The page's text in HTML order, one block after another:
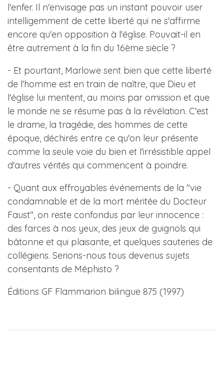
l'enfer. Il n'envisage pas un instant pouvoir user
intelligemment de cette liberté qui ne s'affirme
encore qu'en opposition à l'église. Pouvait-il en
être autrement à la fin du 16ème siècle ?
- Et pourtant, Marlowe sent bien que cette liberté
de l'homme est en train de naître, que Dieu et
l'église lui mentent, au moins par omission et que
le monde ne se résume pas à la révélation. C'est
le drame, la tragédie, des hommes de cette
époque, déchirés entre ce qu'on leur présente
comme la seule voie du bien et l'irrésistible appel
d'autres vérités qui commencent à poindre.
- Quant aux effroyables événements de la "vie
condamnable et de la mort méritée du Docteur
Faust", on reste confondus par leur innocence :
des farces à nos yeux, des jeux de guignols qui
bâtonne et qui plaisante, et quelques sauteries de
collégiens. Serions-nous tous devenus sujets
consentants de Méphisto ?
Éditions GF Flammarion bilingue 875 (1997)